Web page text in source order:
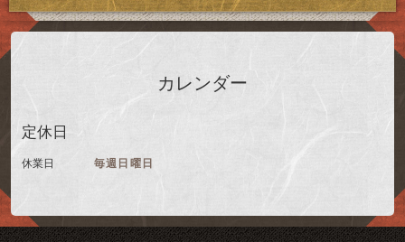
カレンダー
定休日
休業日 毎週日曜日